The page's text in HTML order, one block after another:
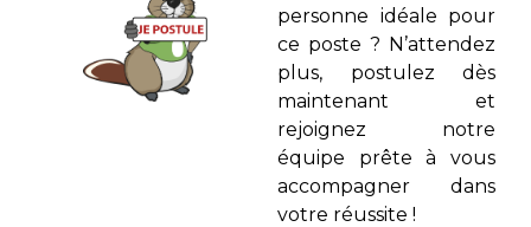
personne idéale pour
ce poste ? N’attendez
plus, postulez dès
maintenant et
rejoignez notre
équipe prête à vous
accompagner dans
votre réussite !